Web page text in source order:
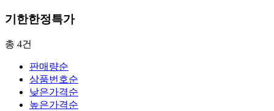
기한한정특가
총 4건
판매량순
상품번호순
낮은가격순
높은가격순